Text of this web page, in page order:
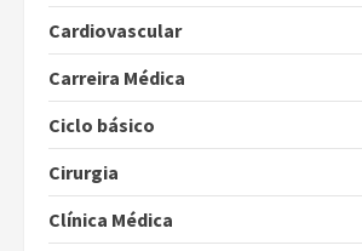
Cardiovascular
Carreira Médica
Ciclo básico
Cirurgia
Clínica Médica